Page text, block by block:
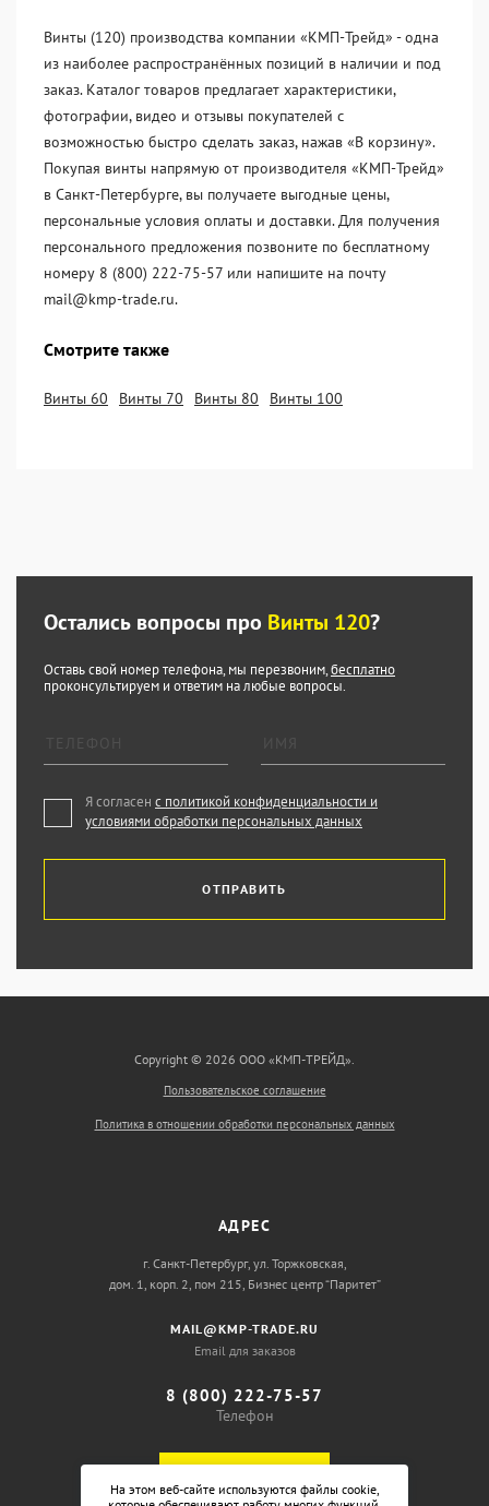
Винты (120) производства компании «KМП-Трейд» - одна
из наиболее распространённых позиций в наличии и под
заказ. Каталог товаров предлагает характеристики,
фотографии, видео и отзывы покупателей с
возможностью быстро сделать заказ, нажав «В корзину».
Покупая винты напрямую от производителя «KМП-Трейд»
в Санкт-Петербурге, вы получаете выгодные цены,
персональные условия оплаты и доставки. Для получения
персонального предложения позвоните по бесплатному
номеру 8 (800) 222-75-57 или напишите на почту
mail@kmp-trade.ru.
Смотрите также
Винты 60 Винты 70 Винты 80 Винты 100
Остались вопросы про Винты 120?
Оставь свой номер телефона, мы перезвоним,бесплатно
проконсультируем и ответим на любые вопросы.
Я согласен с политикой конфиденциальности и
условиями обработки персональных данных
ОТПРАВИТЬ
Copyright © 2026 ООО «КМП-ТРЕЙД».
Пользовательское соглашение
Политика в отношении обработки персональных данных
АДРЕС
г. Санкт-Петербург, ул. Торжковская,
дом. 1, корп. 2, пом 215, Бизнес центр “Паритет”
MAIL@KMP-TRADE.RU
Email для заказов
8 (800) 222-75-57
Телефон
На этом веб-сайте используются файлы cookie,